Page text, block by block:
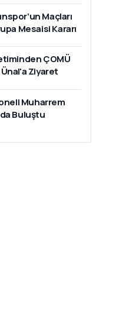
Maçları
Mesaisi Kararı
ÇOMÜ
Ziyaret
Muharrem
Buluştu